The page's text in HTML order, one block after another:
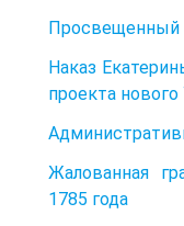
Просвещенный
Наказ
проекта
Жалованная
1785 года